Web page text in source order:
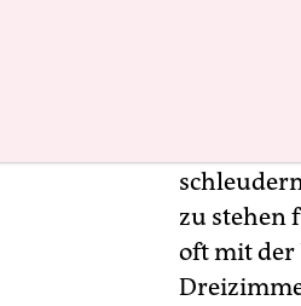
dem Dorf
dem
zu stehen
oft mit der